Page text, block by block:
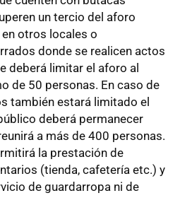
un tercio del aforo
otros locales o
donde se realicen actos
deberá limitar el aforo al
de 50 personas. En caso de
también estará limitado el
deberá permanecer
a más de 400 personas.
la prestación de
(tienda, cafetería etc.) y
de guardarropa ni de